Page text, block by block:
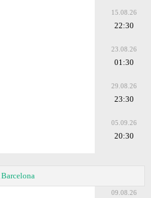
15.08.26
22:30
23.08.26
01:30
29.08.26
23:30
05.09.26
20:30
Barcelona
09.08.26